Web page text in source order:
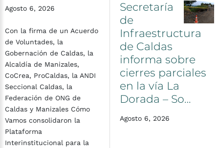
Agosto 6, 2026
Con la firma de un Acuerdo
de Voluntades, la
Gobernación de Caldas, la
Alcaldía de Manizales,
CoCrea, ProCaldas, la ANDI
Seccional Caldas, la
Federación de ONG de
Caldas y Manizales Cómo
Vamos consolidaron la
Plataforma
Interinstitucional para la
Secretaría
de
Infraestructura
de Caldas
informa sobre
cierres parciales
en la vía La
Dorada – So…
Agosto 6, 2026